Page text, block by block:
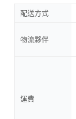
配送方式
物流夥伴
運費